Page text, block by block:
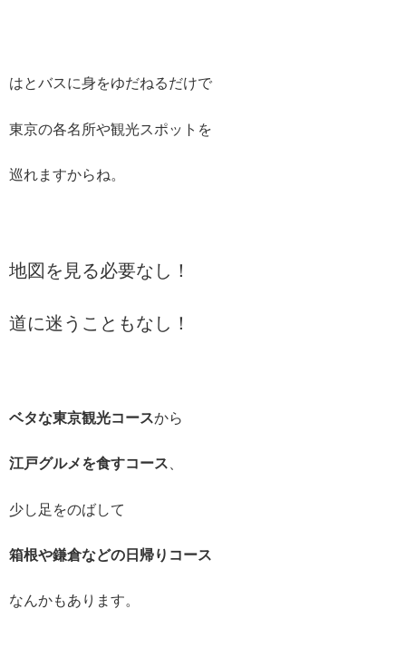
はとバスに身をゆだねるだけで
東京の各名所や観光スポットを
巡れますからね。
地図を見る必要なし！
道に迷うこともなし！
ベタな東京観光コースから
江戸グルメを食すコース
少し足をのばして
箱根や鎌倉などの 日帰りコース
なんかもあります。